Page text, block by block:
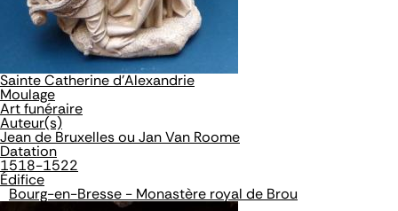
Sainte Catherine d'Alexandrie
Moulage
Art funéraire
Auteur(s)
Jean de Bruxelles ou Jan Van Roome
Datation
1518-1522
Édifice
Bourg-en-Bresse - Monastère royal de Brou